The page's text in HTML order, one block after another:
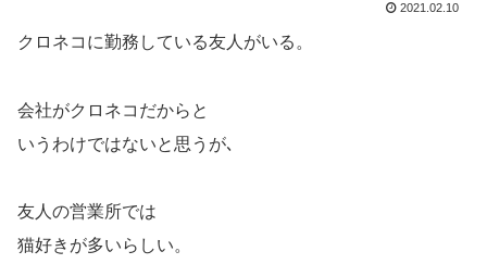
2021.02.10
クロネコに勤務している友人がいる。
会社がクロネコだからと
いうわけではないと思うが､
友人の営業所では
猫好きが多いらしい。